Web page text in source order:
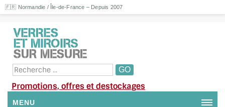
🇫🇷 Normandie / Île-de-France – Depuis 2007
Promotions, offres et destockages
MENU